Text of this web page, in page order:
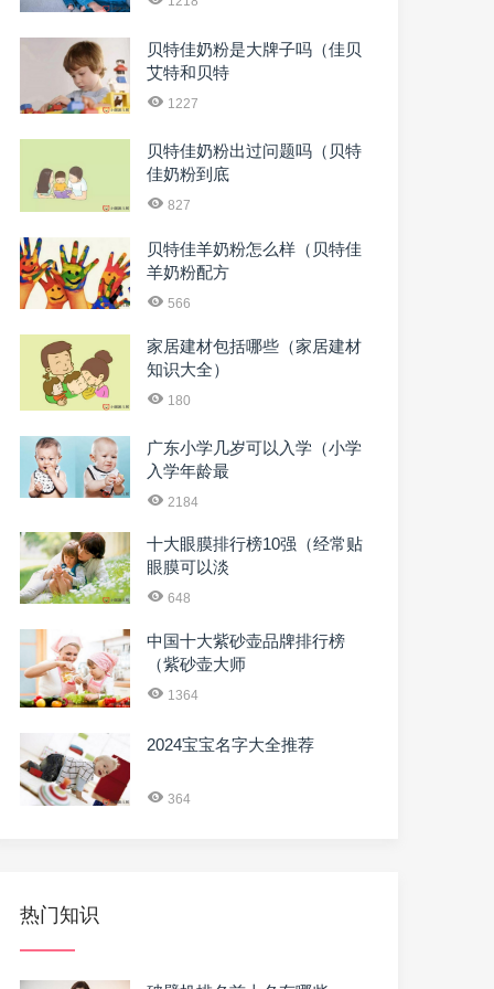
贝特佳奶粉是大牌子吗（佳贝
艾特和贝特
1227
贝特佳奶粉出过问题吗（贝特
佳奶粉到底
827
贝特佳羊奶粉怎么样（贝特佳
羊奶粉配方
566
家居建材包括哪些（家居建材
知识大全）
180
广东小学几岁可以入学（小学
入学年龄最
2184
十大眼膜排行榜10强（经常贴
眼膜可以淡
648
中国十大紫砂壶品牌排行榜
（紫砂壶大师
1364
2024宝宝名字大全推荐
364
热门知识